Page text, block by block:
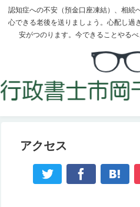
認知症への不安（預金口座凍結）、相続
心できる老後を送りましょう。心配し過
安がつのります。今できることやる
アクセス